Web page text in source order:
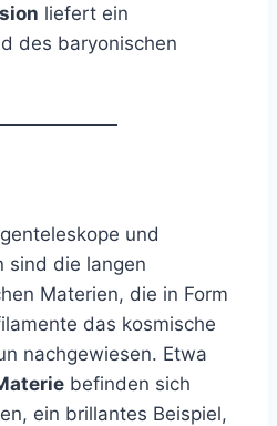
liefert ein
des baryonischen
und
sind die langen
Materien, die in Form
das kosmische
nachgewiesen. Etwa
befinden sich
ein brillantes Beispiel,